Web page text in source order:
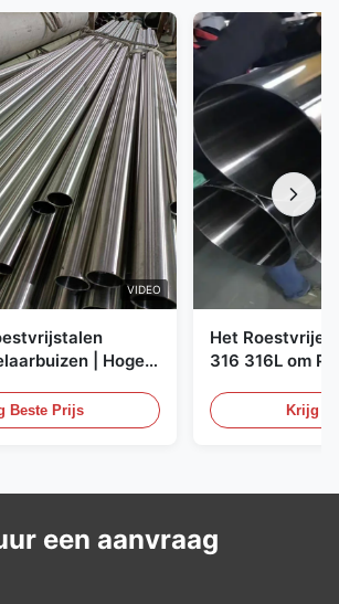
VIDEO
| Hoge
Beste Prijs
Het Roestvrije
316 316L om
Krijg
een aanvraag